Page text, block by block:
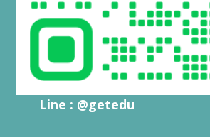
Line : @getedu